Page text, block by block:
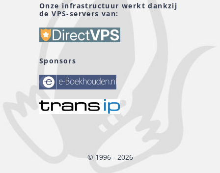
Onze infrastructuur werkt dankzij
de VPS-servers van:
Sponsors
© 1996 - 2026